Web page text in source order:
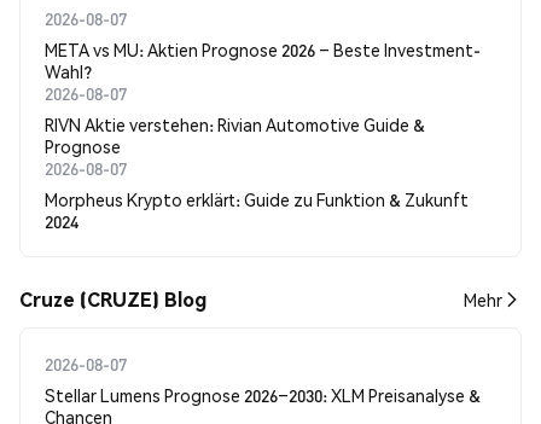
2026-08-07
META vs MU: Aktien Prognose 2026 – Beste Investment-
Wahl?
2026-08-07
RIVN Aktie verstehen: Rivian Automotive Guide &
Prognose
2026-08-07
Morpheus Krypto erklärt: Guide zu Funktion & Zukunft
2024
Cruze (CRUZE) Blog Mehr
2026-08-07
Stellar Lumens Prognose 2026–2030: XLM Preisanalyse &
Chancen